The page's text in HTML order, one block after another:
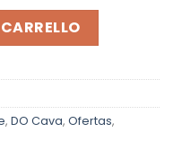
Blancs Reserva 2023
, DO Cava, Ofertas,